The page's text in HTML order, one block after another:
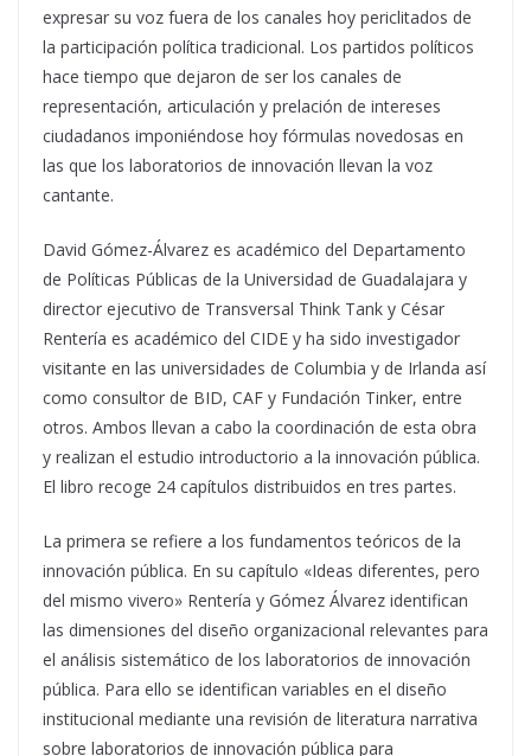
expresar su voz fuera de los canales hoy periclitados de
la participación política tradicional. Los partidos políticos
hace tiempo que dejaron de ser los canales de
representación, articulación y prelación de intereses
ciudadanos imponiéndose hoy fórmulas novedosas en
las que los laboratorios de innovación llevan la voz
cantante.
David Gómez-Álvarez es académico del Departamento
de Políticas Públicas de la Universidad de Guadalajara y
director ejecutivo de Transversal Think Tank y César
Rentería es académico del CIDE y ha sido investigador
visitante en las universidades de Columbia y de Irlanda así
como consultor de BID, CAF y Fundación Tinker, entre
otros. Ambos llevan a cabo la coordinación de esta obra
y realizan el estudio introductorio a la innovación pública.
El libro recoge 24 capítulos distribuidos en tres partes.
La primera se refiere a los fundamentos teóricos de la
innovación pública. En su capítulo «Ideas diferentes, pero
del mismo vivero» Rentería y Gómez Álvarez identifican
las dimensiones del diseño organizacional relevantes para
el análisis sistemático de los laboratorios de innovación
pública. Para ello se identifican variables en el diseño
institucional mediante una revisión de literatura narrativa
sobre laboratorios de innovación pública para